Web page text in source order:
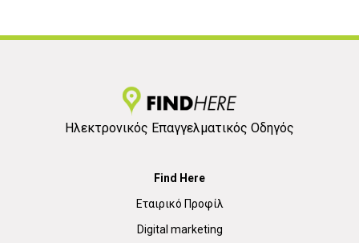
Ηλεκτρονικός Επαγγελματικός Οδηγός
Find Here
Εταιρικό Προφίλ
Digital marketing